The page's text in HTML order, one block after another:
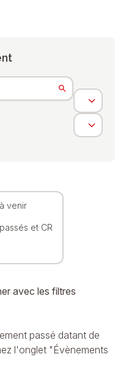
venir
et CR
avec les filtres
passé datant de
l'onglet "Évènements